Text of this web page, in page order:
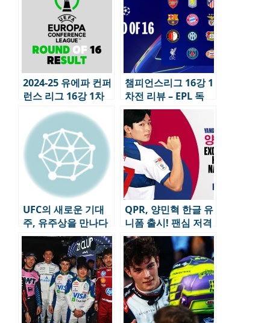
2024-25 유에파 컨퍼
런스 리그 16강 1차
전 결 I UEFA
CONFERENCE
LEAGUE ROUND
OF 16 1 st RESULT
챔피언스리그 16강 1
차전 리뷰 – EPL 독
주, 변수 남긴 빅매치
UFC의 새로운 기대
주, 유주상을 만나다
QPR, 양민혁 한글 유
니폼 출시! 팬심 저격
시작